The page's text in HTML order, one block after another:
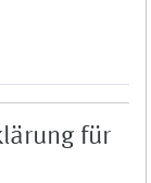
für